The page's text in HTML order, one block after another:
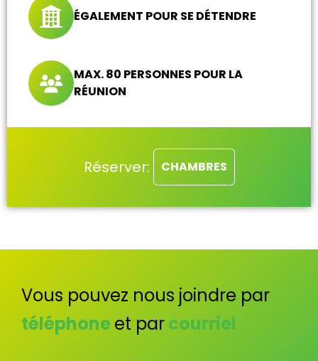
ÉGALEMENT POUR SE DÉTENDRE
MAX. 80 PERSONNES POUR LA
RÉUNION
Réserver: CHAMBRES
Vous pouvez nous joindre par
téléphone et parcourriel